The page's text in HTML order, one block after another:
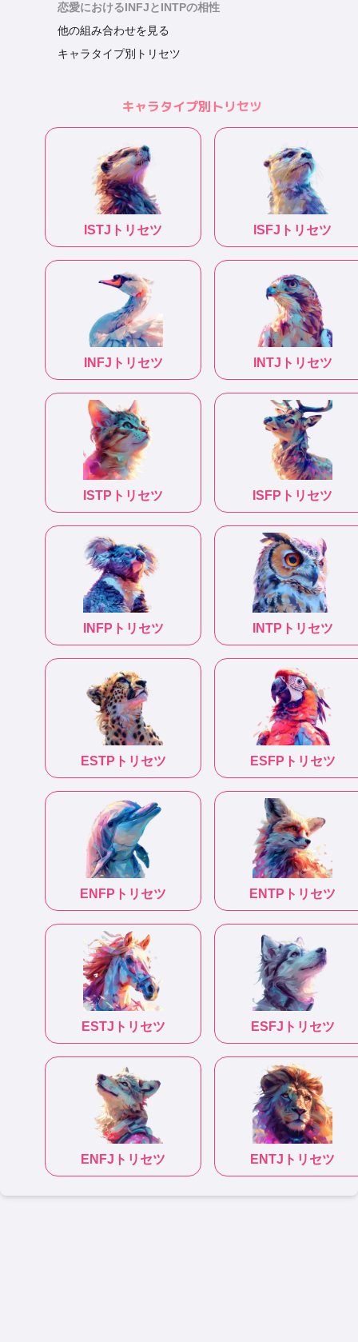
恋愛におけるINFJとINTPの相性
他の組み合わせを見る
キャラタイプ別トリセツ
キャラタイプ別トリセツ
ISTJ トリセツ ISFJ トリセツ
INFJ トリセツ INTJ トリセツ
ISTP トリセツ ISFP トリセツ
INFP トリセツ INTP トリセツ
ESTP トリセツ ESFP トリセツ
ENFP トリセツ ENTP トリセツ
ESTJ トリセツ ESFJ トリセツ
ENFJ トリセツ ENTJ トリセツ